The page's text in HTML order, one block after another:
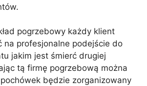
pogrzebowy każdy klient
na profesjonalne podejście do
jakim jest śmierć drugiej
tą firmę pogrzebową można
będzie zorganizowany